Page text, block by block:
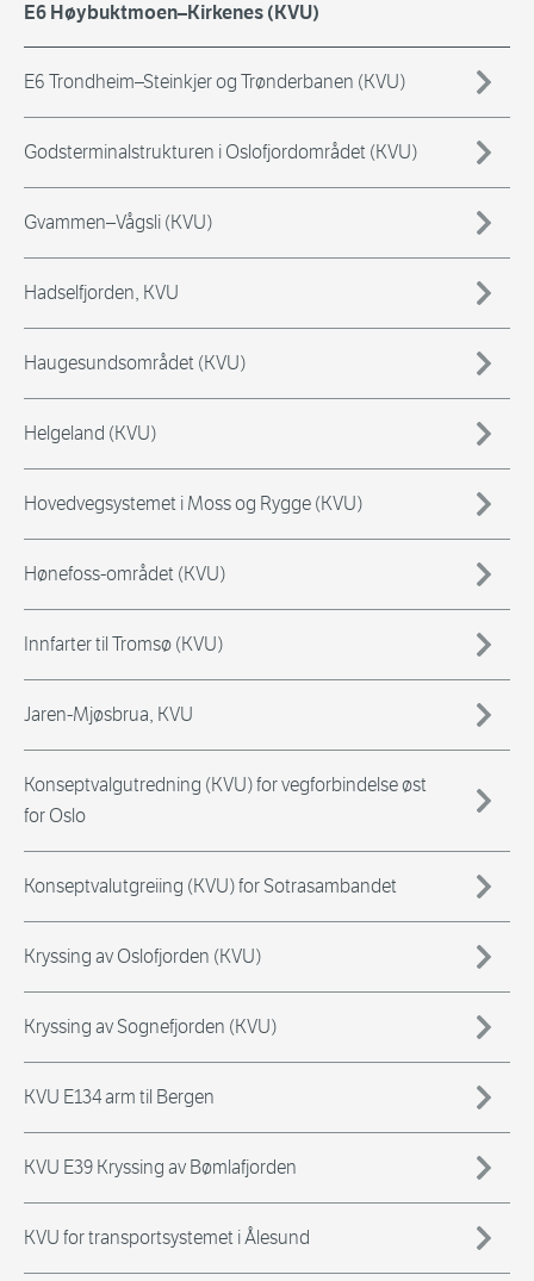
E6 Høybuktmoen–Kirkenes (KVU)
E6 Trondheim–Steinkjer og Trønderbanen (KVU)
Godsterminalstrukturen i Oslofjordområdet (KVU)
Gvammen–Vågsli (KVU)
Hadselfjorden, KVU
Haugesundsområdet (KVU)
Helgeland (KVU)
Hovedvegsystemet i Moss og Rygge (KVU)
Hønefoss-området (KVU)
Innfarter til Tromsø (KVU)
Jaren-Mjøsbrua, KVU
Konseptvalgutredning (KVU) for vegforbindelse øst
for Oslo
Konseptvalutgreiing (KVU) for Sotrasambandet
Kryssing av Oslofjorden (KVU)
Kryssing av Sognefjorden (KVU)
KVU E134 arm til Bergen
KVU E39 Kryssing av Bømlafjorden
KVU for transportsystemet i Ålesund